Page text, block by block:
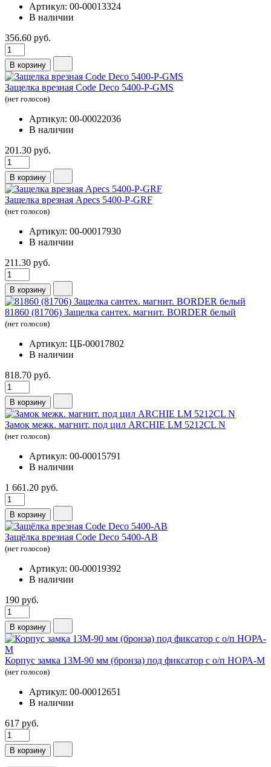
Артикул: 00-00013324
В наличии
356.60 руб.
В корзину
Защелка врезная Code Deco 5400-P-GMS
(нет голосов)
Артикул: 00-00022036
В наличии
201.30 руб.
В корзину
Защелка врезная Аpecs 5400-Р-GRF
(нет голосов)
Артикул: 00-00017930
В наличии
211.30 руб.
В корзину
81860 (81706) Защелка сантех. магнит. BORDER белый
(нет голосов)
Артикул: ЦБ-00017802
В наличии
818.70 руб.
В корзину
Замок межк. магнит. под цил ARCHIE LM 5212CL N
(нет голосов)
Артикул: 00-00015791
В наличии
1 661.20 руб.
В корзину
Защёлка врезная Code Deco 5400-AB
(нет голосов)
Артикул: 00-00019392
В наличии
190 руб.
В корзину
Корпус замка 13М-90 мм (бронза) под фиксатор с о/п НОРА-М
(нет голосов)
Артикул: 00-00012651
В наличии
617 руб.
В корзину